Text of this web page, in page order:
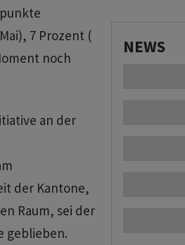
7 Prozent (
noch
an der
der Kantone,
Raum, sei der
geblieben.
NEWS